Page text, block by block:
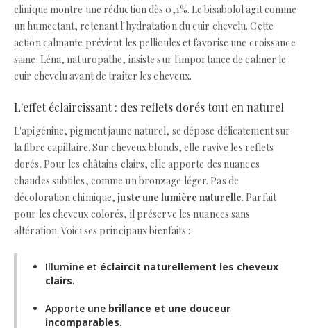
clinique montre une réduction dès 0,1%. Le bisabolol agit comme
un humectant, retenant l'hydratation du cuir chevelu. Cette
action calmante prévient les pellicules et favorise une croissance
saine. Léna, naturopathe, insiste sur l'importance de calmer le
cuir chevelu avant de traiter les cheveux.
L'effet éclaircissant : des reflets dorés tout en naturel
L'apigénine, pigment jaune naturel, se dépose délicatement sur
la fibre capillaire. Sur cheveux blonds, elle ravive les reflets
dorés. Pour les châtains clairs, elle apporte des nuances
chaudes subtiles, comme un bronzage léger. Pas de
décoloration chimique,juste une lumière naturelle. Parfait
pour les cheveux colorés, il préserve les nuances sans
altération. Voici ses principaux bienfaits :
Illumine et éclaircit naturellement les cheveux
clairs.
Apporte une brillance et une douceur
incomparables.